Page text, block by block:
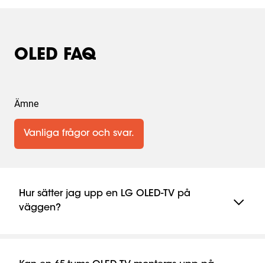
OLED FAQ
Ämne
Vanliga frågor och svar.
Hur sätter jag upp en LG OLED-TV på
väggen?
just din modell. Välj ett fäste som fungerar bra med